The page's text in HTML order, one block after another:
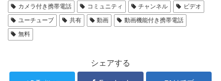
カメラ付き携帯電話
コミュニティ チャンネル
ビデオ
ユーチューブ
共有 動画
動画機能付き携帯電話
無料
シェアする